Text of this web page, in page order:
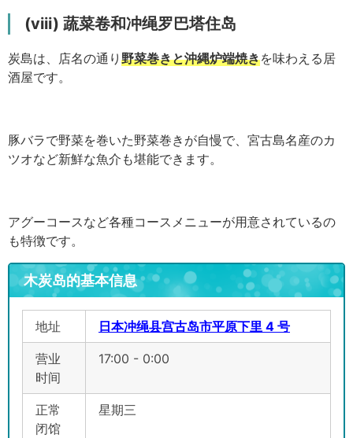
(viii) 蔬菜卷和冲绳罗巴塔住岛
炭島は、店名の通り 野菜巻きと沖縄炉端焼きを味わえる居
酒屋です。
豚バラで野菜を巻いた野菜巻きが自慢で、宮古島名産のカ
ツオなど新鮮な魚介も堪能できます。
アグーコースなど各種コースメニューが用意されているの
も特徴です。
木炭岛的基本信息
地址 日本冲绳县宫古岛市平原下里 4 号
营业
时间
17:00 - 0:00
正常
闭馆
星期三